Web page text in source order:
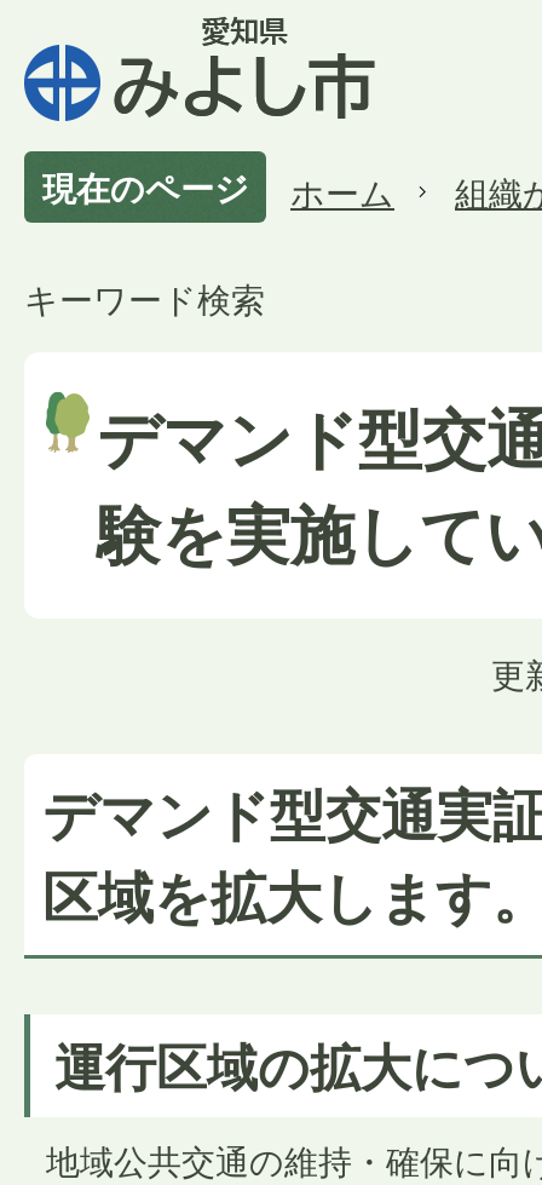
現在のページ ホーム 組織
キーワード検索
デマンド型交
験を実施して
更
デマンド型交通実
区域を拡大します
運行区域の拡大につ
地域公共交通の維持・確保に向